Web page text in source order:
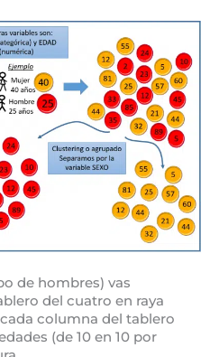
de hombres) vas
del cuatro en raya
columna del tablero
(de 10 en 10 por